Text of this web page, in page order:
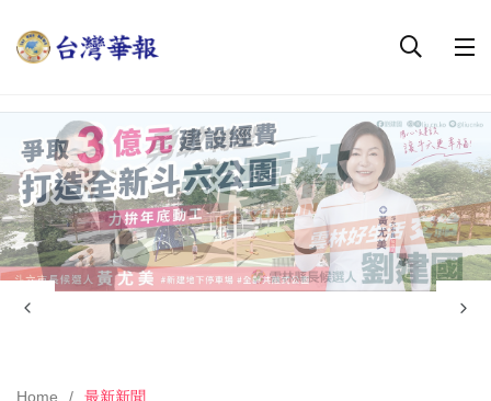
Home 最新新聞